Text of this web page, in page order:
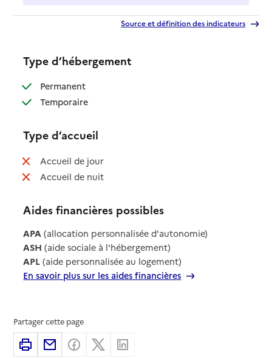
Source et définition des indicateurs
Type d’hébergement
Permanent: disponible
Temporaire: disponible
Type d’accueil
Accueil de jour: non disponible
Accueil de nuit: non disponible
Aides financières possibles
APA (allocation personnalisée d'autonomie)
ASH (aide sociale à l'hébergement)
APL (aide personnalisée au logement)
En savoir plus sur les aides financières
Partager cette page
ImprimerPartager par email
Partager sur Facebook
Partager sur X